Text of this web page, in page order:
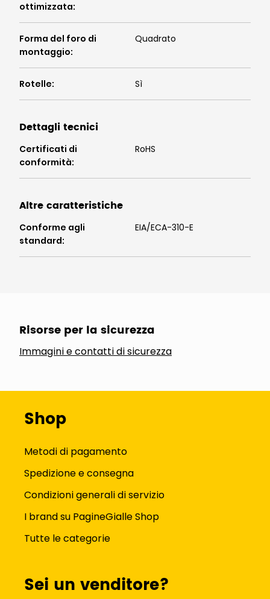
ottimizzata:
Forma del foro di
montaggio:
Quadrato
Rotelle: Sì
Dettagli tecnici
Certificati di
conformità:
RoHS
Altre caratteristiche
Conforme agli
standard:
EIA/ECA-310-E
Risorse per la sicurezza
Immagini e contatti di sicurezza
Shop
Metodi di pagamento
Spedizione e consegna
Condizioni generali di servizio
I brand su PagineGialle Shop
Tutte le categorie
Sei un venditore?